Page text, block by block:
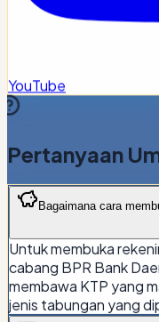
YouTube
Pertanyaan
Bagaimana cara
Untuk membuka
cabang BPR Bank
membawa KTP yang
jenis tabungan yang